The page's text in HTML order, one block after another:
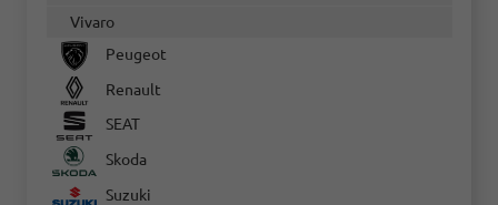
Vivaro
Peugeot
Renault
SEAT
Skoda
Suzuki